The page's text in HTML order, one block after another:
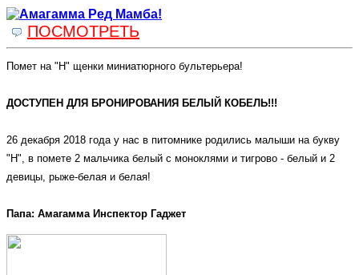
ПОСМОТРЕТЬ
Помет на "Н" щенки миниатюрного бультерьера!
ДОСТУПЕН ДЛЯ БРОНИРОВАНИЯ БЕЛЫЙ КОБЕЛЬ!!!
26 декабря 2018 года у нас в питомнике родились малыши на букву
"Н", в помете 2 мальчика белый с моноклями и тигрово - белый и 2
девицы, рыже-белая и белая!
Папа: Амагамма Инспектор Гаджет